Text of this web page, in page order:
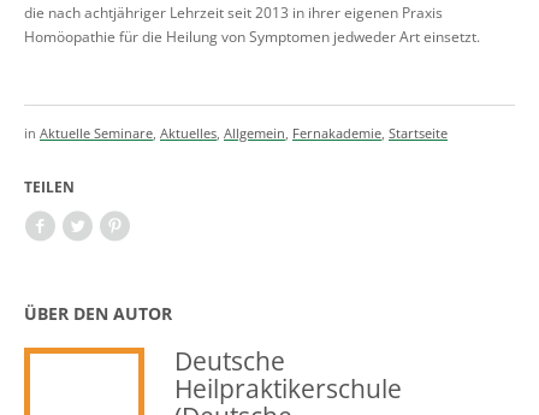
die nach achtjähriger Lehrzeit seit 2013 in ihrer eigenen Praxis
Homöopathie für die Heilung von Symptomen jedweder Art einsetzt.
in Aktuelle Seminare Aktuelles Allgemein Fernakademie Startseite
TEILEN
ÜBER DEN AUTOR
Deutsche
Heilpraktikerschule